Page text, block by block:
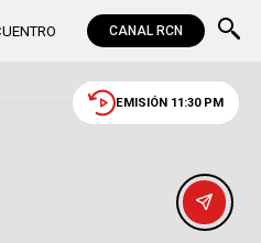
CANAL RCN
EMISIÓN 11:30 PM